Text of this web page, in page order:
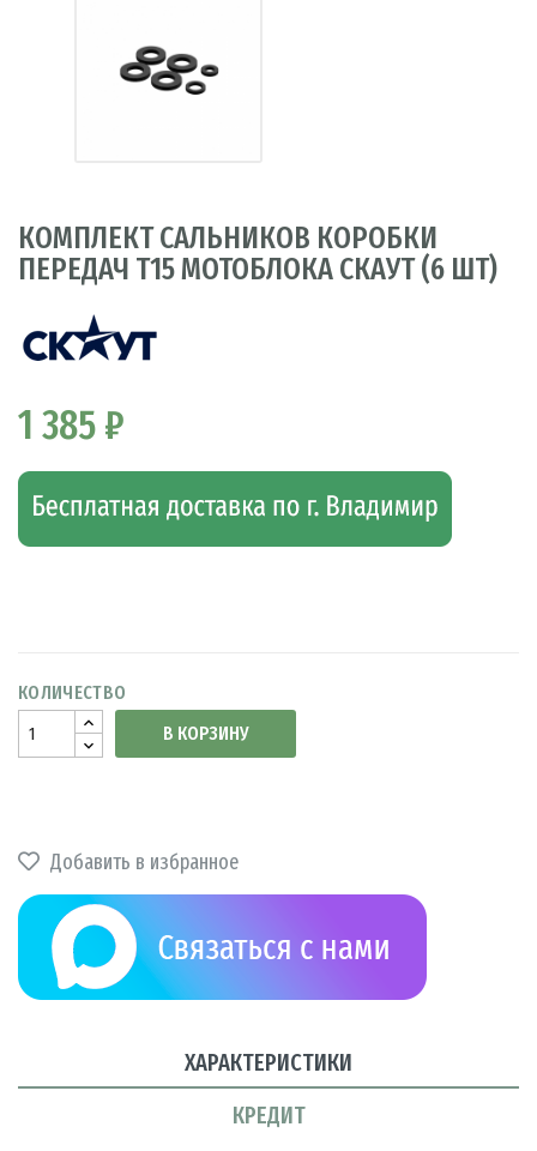
КОМПЛЕКТ САЛЬНИКОВ КОРОБКИ
ПЕРЕДАЧ Т15 МОТОБЛОКА СКАУТ (6 ШТ)
1 385 ₽
КОЛИЧЕСТВО
В КОРЗИНУ
Добавить в избранное
ХАРАКТЕРИСТИКИ
КРЕДИТ